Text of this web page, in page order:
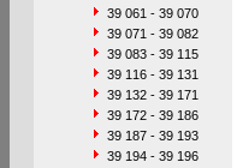
39 061 - 39 070
39 071 - 39 082
39 083 - 39 115
39 116 - 39 131
39 132 - 39 171
39 172 - 39 186
39 187 - 39 193
39 194 - 39 196